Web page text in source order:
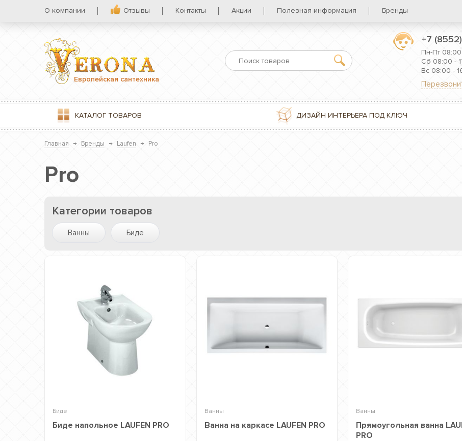
О компании Отзывы Контакты Акции Полезная информация Бренды
Европейская сантехника
+7
Пн-Пт
Сб 08:00 -
Вс 08:00 -
КАТАЛОГ ТОВАРОВ ДИЗАЙН ИНТЕРЬЕРА ПОД КЛЮЧ
Главная → Бренды → Laufen → Pro
Pro
Категории товаров
Ванны Биде
Биде
Биде напольное LAUFEN PRO
Ванны
Ванна на каркасе LAUFEN PRO
Ванны
Прямоугольная ванна
PRO